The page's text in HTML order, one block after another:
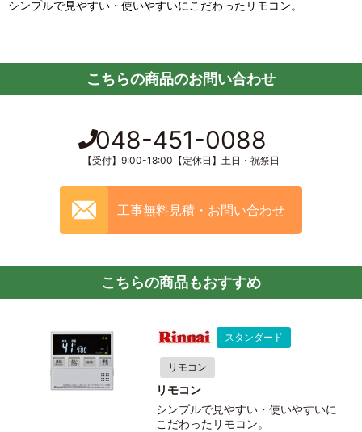
シンプルで見やすい・使いやすいにこだわったリモコン。
こちらの商品のお問い合わせ
048-451-0088
【受付】9:00-18:00【定休日】土日・祝祭日
工事無料見積・お問い合わせ
こちらの商品もおすすめ
スタンダード
リモコン
リモコン
シンプルで見やすい・使いやすいに
こだわったリモコン。